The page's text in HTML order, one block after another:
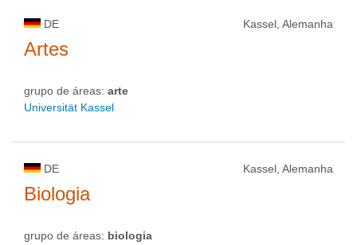
DE Kassel, Alemanha
Artes
grupo de áreas: arte
Universität Kassel
DE Kassel, Alemanha
Biologia
grupo de áreas: biologia